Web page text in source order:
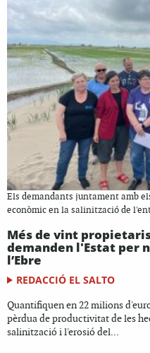
Els demandants juntament amb
econòmic en la salinització de
Més de vint
demanden l'Estat per
l’Ebre
REDACCIÓ EL SALTO
Quantifiquen en 22 milions
pèrdua de productivitat de les
salinització i l'erosió del...